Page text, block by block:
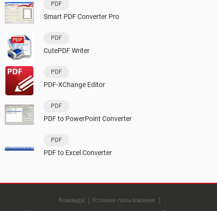
PDF
Smart PDF Converter Pro
PDF
CutePDF Writer
PDF
PDF-XChange Editor
PDF
PDF to PowerPoint Converter
PDF
PDF to Excel Converter
Команда
Условия пользования